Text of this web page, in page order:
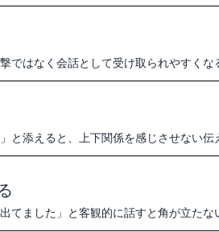
ではなく会話として受け取られやすくな
と添えると、上下関係を感じさせない
てました」と客観的に話すと角が立たな